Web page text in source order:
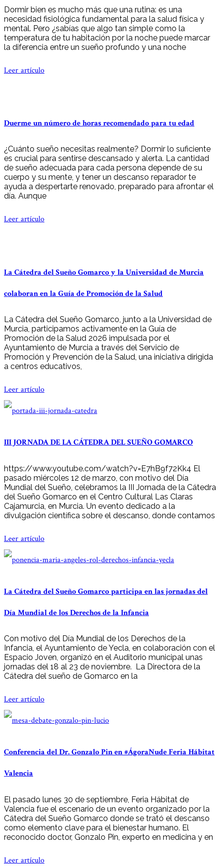
Dormir bien es mucho más que una rutina: es una
necesidad fisiológica fundamental para la salud física y
mental. Pero ¿sabías que algo tan simple como la
temperatura de tu habitación por la noche puede marcar
la diferencia entre un sueño profundo y una noche
Leer artículo
Duerme un número de horas recomendado para tu edad
¿Cuánto sueño necesitas realmente? Dormir lo suficiente
es crucial para sentirse descansado y alerta. La cantidad
de sueño adecuada para cada persona depende de su
cuerpo y su mente, y tener un descanso reparador te
ayuda a despertarte renovado, preparado para afrontar el
día. Aunque
Leer artículo
La Cátedra del Sueño Gomarco y la Universidad de Murcia
colaboran en la Guía de Promoción de la Salud
La Cátedra del Sueño Gomarco, junto a la Universidad de
Murcia, participamos activamente en la Guía de
Promoción de la Salud 2026 impulsada por el
Ayuntamiento de Murcia a través del Servicio de
Promoción y Prevención de la Salud, una iniciativa dirigida
a centros educativos,
Leer artículo
III JORNADA DE LA CÁTEDRA DEL SUEÑO GOMARCO
https://www.youtube.com/watch?v=E7hB9f72Kk4 El
pasado miércoles 12 de marzo, con motivo del Día
Mundial del Sueño, celebramos la III Jornada de la Cátedra
del Sueño Gomarco en el Centro Cultural Las Claras
Cajamurcia, en Murcia. Un evento dedicado a la
divulgación científica sobre el descanso, donde contamos
Leer artículo
La Cátedra del Sueño Gomarco participa en las jornadas del
Día Mundial de los Derechos de la Infancia
Con motivo del Día Mundial de los Derechos de la
Infancia, el Ayuntamiento de Yecla, en colaboración con el
Espacio Joven, organizó en el Auditorio municipal unas
jornadas del 18 al 23 de noviembre. La Directora de la
Cátedra del sueño de Gomarco en la
Leer artículo
Conferencia del Dr. Gonzalo Pin en #ÁgoraNude Feria Hábitat
Valencia
El pasado lunes 30 de septiembre, Feria Hábitat de
Valencia fue el escenario de un evento organizado por la
Cátedra del Sueño Gomarco donde se trató el descanso
como elemento clave para el bienestar humano. El
reconocido doctor, Gonzalo Pin, experto en medicina y en
Leer artículo